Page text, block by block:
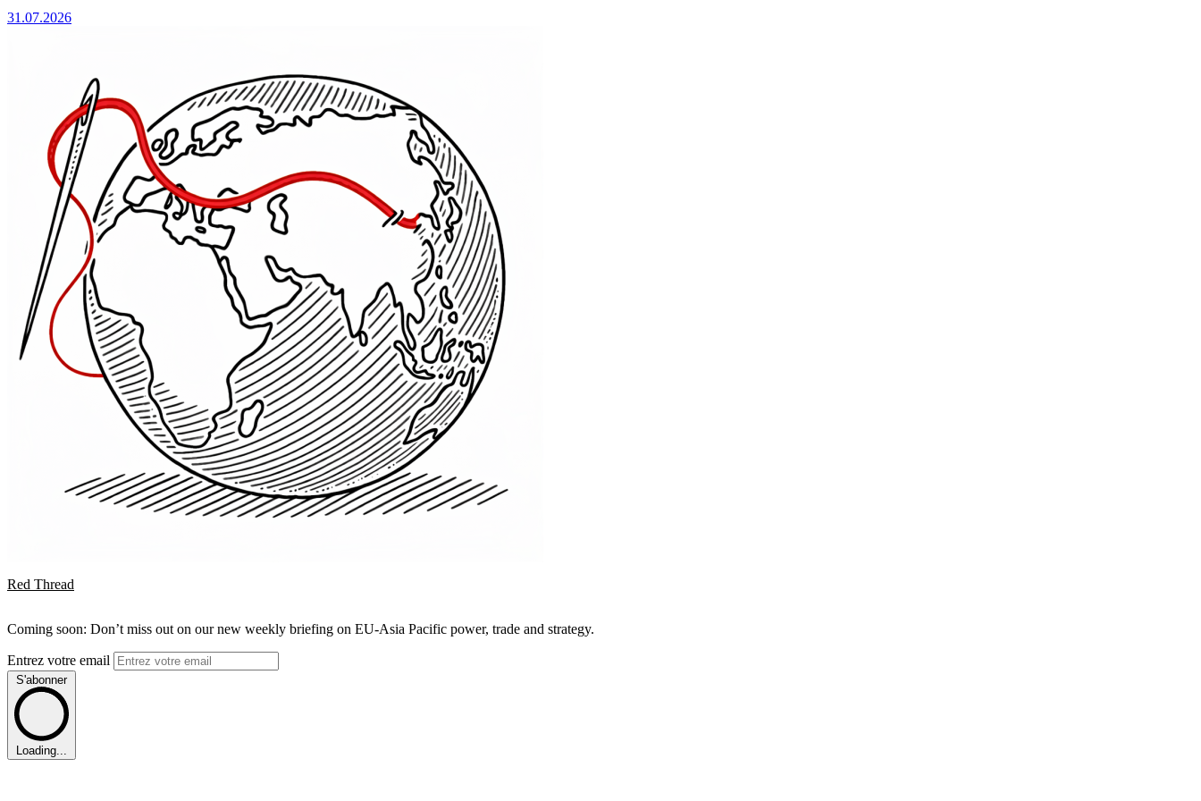
31.07.2026
Red Thread
Coming soon: Don’t miss out on our new weekly briefing on EU-Asia Pacific power, trade and strategy.
Entrez votre email
S'abonner
Loading...